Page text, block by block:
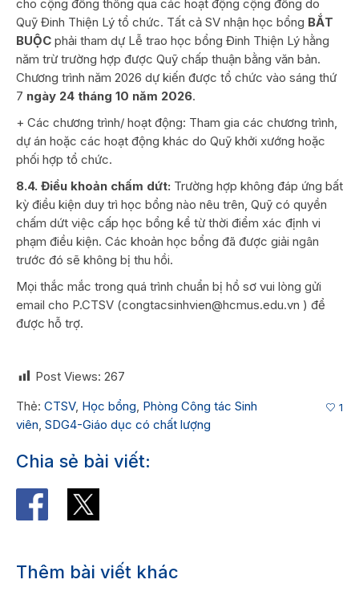
cho cộng đồng thông qua các hoạt động cộng đồng do
Quỹ Đinh Thiện Lý tổ chức. Tất cả SV nhận học bổng BẮT
BUỘC phải tham dự Lễ trao học bổng Đinh Thiện Lý hằng
năm trừ trường hợp được Quỹ chấp thuận bằng văn bản.
Chương trình năm 2026 dự kiến được tổ chức vào sáng thứ
7 ngày 24 tháng 10 năm 2026.
+ Các chương trình/ hoạt động: Tham gia các chương trình,
dự án hoặc các hoạt động khác do Quỹ khởi xướng hoặc
phối hợp tổ chức.
8.4. Điều khoản chấm dứt: Trường hợp không đáp ứng bất
kỳ điều kiện duy trì học bổng nào nêu trên, Quỹ có quyền
chấm dứt việc cấp học bổng kể từ thời điểm xác định vi
phạm điều kiện. Các khoản học bổng đã được giải ngân
trước đó sẽ không bị thu hồi.
Mọi thắc mắc trong quá trình chuẩn bị hồ sơ vui lòng gửi
email cho P.CTSV (congtacsinhvien@hcmus.edu.vn ) để
được hỗ trợ.
Post Views: 267
Thẻ: CTSV, Học bổng, Phòng Công tác Sinh
viên, SDG4-Giáo dục có chất lượng
1
Chia sẻ bài viết:
Thêm bài viết khác